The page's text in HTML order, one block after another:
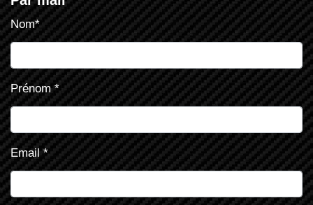
Nom*
Prénom*
Email *